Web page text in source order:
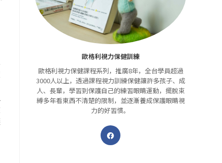
歐格利視力保健訓練
歐格利視力保健課程系列，推廣8年，全台學員超過
3000人以上，透過課程視力訓練保健讓許多孩子、成
人、長輩，學習到保護自己的練習眼睛運動，擺脫束
縛多年看東西不清楚的限制，並逐漸養成保護眼睛視
力的好習慣。